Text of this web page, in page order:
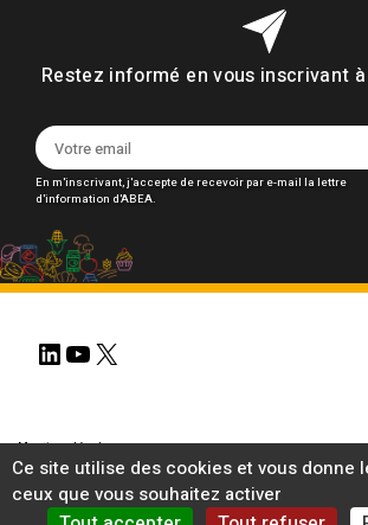
Restez informé en vous inscrivant
En m'inscrivant, j'accepte de recevoir par e-mail la lettre
d'information d'ABEA.
LinkedIn
YouTube
X
Mentions légales
Gestion des cookies
Plan du site
Politique de confidentialité
Ce site utilise des cookies et vous donne
ceux que vous souhaitez activer